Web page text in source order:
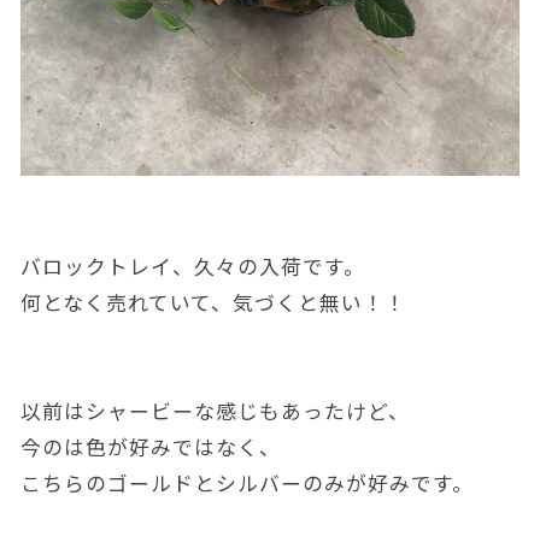
バロックトレイ、久々の入荷です。
何となく売れていて、気づくと無い！！
以前はシャービーな感じもあったけど、
今のは色が好みではなく、
こちらのゴールドとシルバーのみが好みです。